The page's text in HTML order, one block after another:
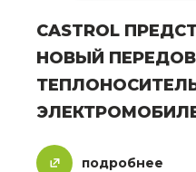
CASTROL
НОВЫЙ
подробнее